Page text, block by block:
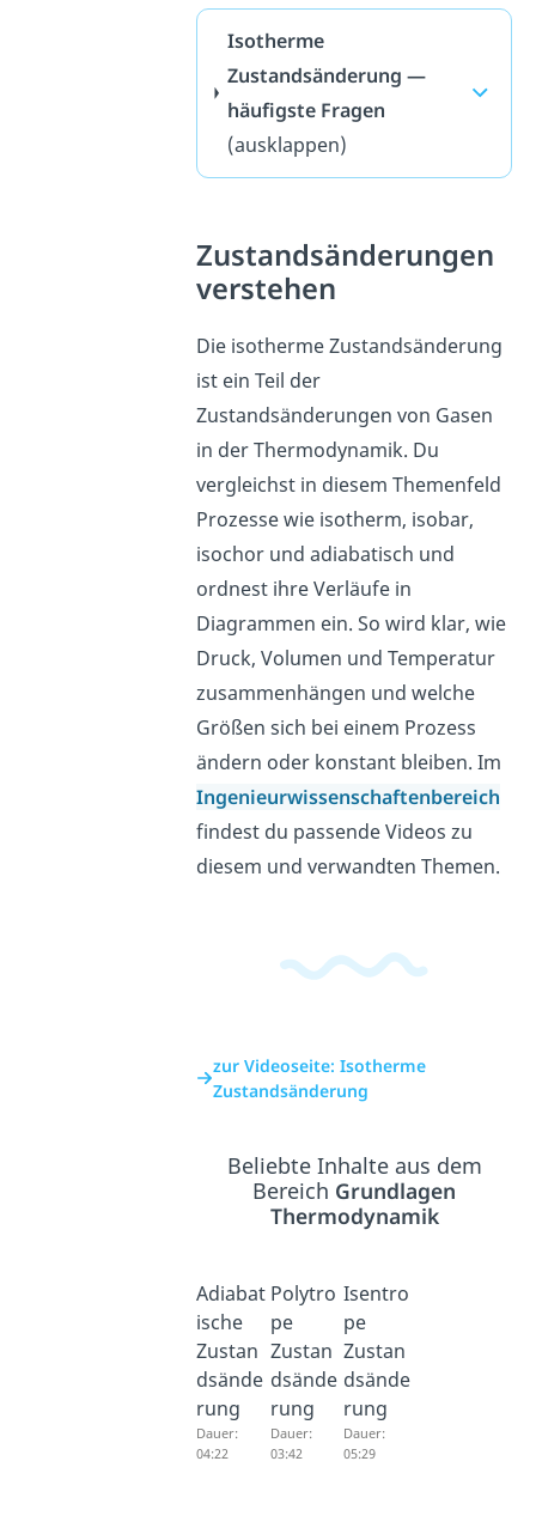
Isotherme
Zustandsänderung —
häufigste Fragen
(ausklappen)
Zustandsänderungen
verstehen
Die isotherme Zustandsänderung
ist ein Teil der
Zustandsänderungen von Gasen
in der Thermodynamik. Du
vergleichst in diesem Themenfeld
Prozesse wie isotherm, isobar,
isochor und adiabatisch und
ordnest ihre Verläufe in
Diagrammen ein. So wird klar, wie
Druck, Volumen und Temperatur
zusammenhängen und welche
Größen sich bei einem Prozess
ändern oder konstant bleiben. Im
Ingenieurwissenschaftenbereich
findest du passende Videos zu
diesem und verwandten Themen.
zur Videoseite: Isotherme
Zustandsänderung
Beliebte Inhalte aus dem
Bereich Grundlagen
Thermodynamik
Adiabat
ische
Zustan
dsände
rung
Dauer:
04:22
Polytro
pe
Zustan
dsände
rung
Dauer:
03:42
Isentro
pe
Zustan
dsände
rung
Dauer:
05:29